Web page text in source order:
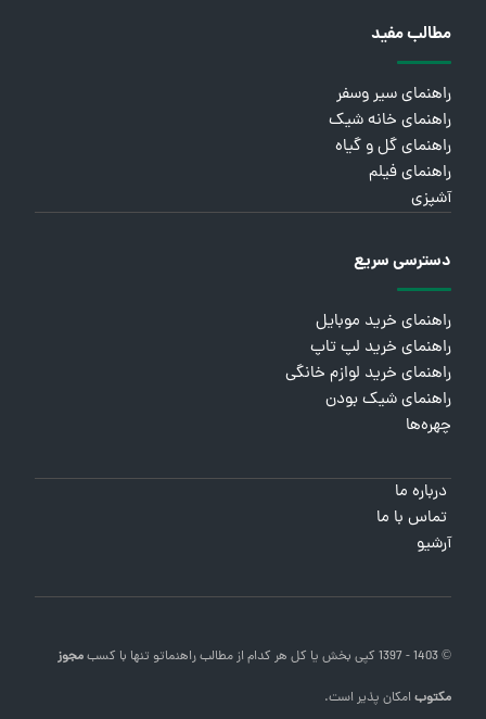
مطالب مفید
راهنمای سیر وسفر
راهنمای خانه شیک
راهنمای گل و گیاه
راهنمای فیلم
آشپزی
دسترسی سریع
راهنمای خرید موبایل
راهنمای خرید لپ تاپ
راهنمای خرید لوازم خانگی
راهنمای شیک بودن
چهره‌ها
درباره ما
تماس با ما
آرشیو
© 1403 - 1397 کپی بخش یا کل هر کدام از مطالب راهنماتو تنها با کسبمجوز
مکتوبامکان پذیر است.